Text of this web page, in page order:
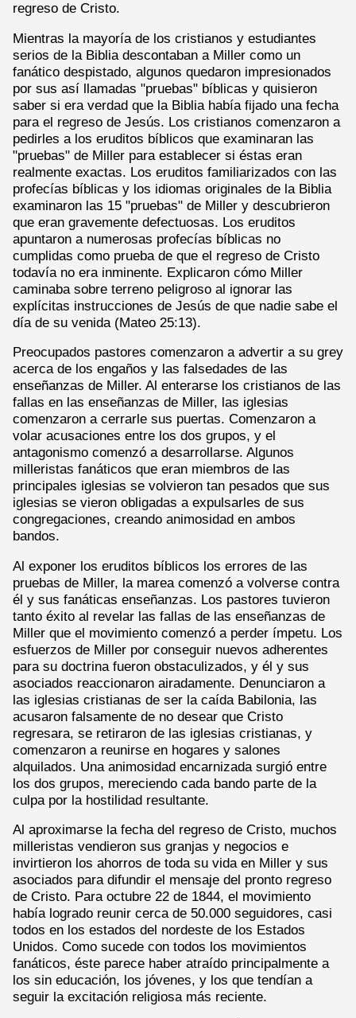
regreso de Cristo.
Mientras la mayoría de los cristianos y estudiantes
serios de la Biblia descontaban a Miller como un
fanático despistado, algunos quedaron impresionados
por sus así llamadas "pruebas" bíblicas y quisieron
saber si era verdad que la Biblia había fijado una fecha
para el regreso de Jesús. Los cristianos comenzaron a
pedirles a los eruditos bíblicos que examinaran las
"pruebas" de Miller para establecer si éstas eran
realmente exactas. Los eruditos familiarizados con las
profecías bíblicas y los idiomas originales de la Biblia
examinaron las 15 "pruebas" de Miller y descubrieron
que eran gravemente defectuosas. Los eruditos
apuntaron a numerosas profecías bíblicas no
cumplidas como prueba de que el regreso de Cristo
todavía no era inminente. Explicaron cómo Miller
caminaba sobre terreno peligroso al ignorar las
explícitas instrucciones de Jesús de que nadie sabe el
día de su venida (Mateo 25:13).
Preocupados pastores comenzaron a advertir a su grey
acerca de los engaños y las falsedades de las
enseñanzas de Miller. Al enterarse los cristianos de las
fallas en las enseñanzas de Miller, las iglesias
comenzaron a cerrarle sus puertas. Comenzaron a
volar acusaciones entre los dos grupos, y el
antagonismo comenzó a desarrollarse. Algunos
milleristas fanáticos que eran miembros de las
principales iglesias se volvieron tan pesados que sus
iglesias se vieron obligadas a expulsarles de sus
congregaciones, creando animosidad en ambos
bandos.
Al exponer los eruditos bíblicos los errores de las
pruebas de Miller, la marea comenzó a volverse contra
él y sus fanáticas enseñanzas. Los pastores tuvieron
tanto éxito al revelar las fallas de las enseñanzas de
Miller que el movimiento comenzó a perder ímpetu. Los
esfuerzos de Miller por conseguir nuevos adherentes
para su doctrina fueron obstaculizados, y él y sus
asociados reaccionaron airadamente. Denunciaron a
las iglesias cristianas de ser la caída Babilonia, las
acusaron falsamente de no desear que Cristo
regresara, se retiraron de las iglesias cristianas, y
comenzaron a reunirse en hogares y salones
alquilados. Una animosidad encarnizada surgió entre
los dos grupos, mereciendo cada bando parte de la
culpa por la hostilidad resultante.
Al aproximarse la fecha del regreso de Cristo, muchos
milleristas vendieron sus granjas y negocios e
invirtieron los ahorros de toda su vida en Miller y sus
asociados para difundir el mensaje del pronto regreso
de Cristo. Para octubre 22 de 1844, el movimiento
había logrado reunir cerca de 50.000 seguidores, casi
todos en los estados del nordeste de los Estados
Unidos. Como sucede con todos los movimientos
fanáticos, éste parece haber atraído principalmente a
los sin educación, los jóvenes, y los que tendían a
seguir la excitación religiosa más reciente.